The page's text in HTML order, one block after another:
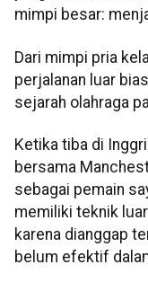
mimpi besar:
Dari mimpi pria
perjalanan luar
sejarah olahraga
Ketika tiba di
bersama
sebagai pemain
memiliki teknik
karena dianggap
belum efektif